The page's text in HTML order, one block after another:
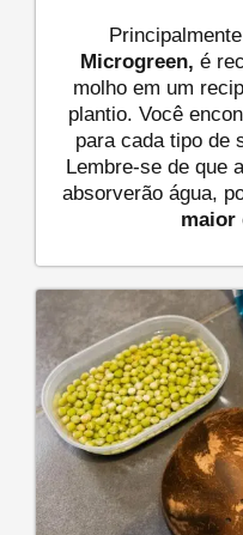
Microgreen, é
molho em um
plantio. Você
para cada tipo de
Lembre-se de que
absorverão água,
maior